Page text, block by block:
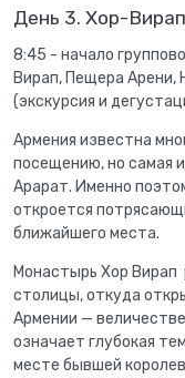
День 3. Хор-
8:45 - начало
Вирап, Пещера Арени,
(экскурсия и
Армения известна
посещению, но самая
Арарат. Именно
откроется
ближайшего места.
Монастырь Хор Вирап
столицы, откуда
Армении —
означает глубокая
месте бывшей